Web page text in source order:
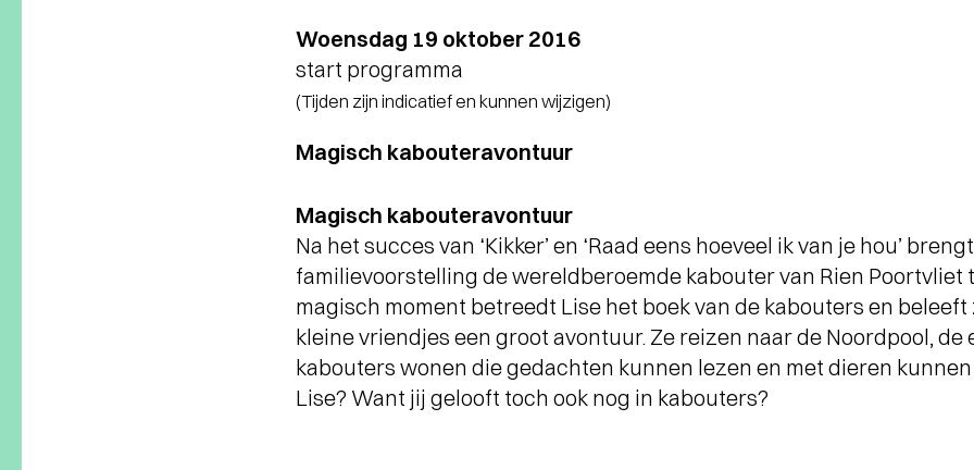
Woensdag 19 oktober 2016
start programma
(Tijden zijn indicatief en kunnen wijzigen)
Magisch kabouteravontuur
Magisch kabouteravontuur
Na het succes van ‘Kikker’ en ‘Raad eens hoeveel ik van je hou’
familievoorstelling de wereldberoemde kabouter van Rien Poortvliet
magisch moment betreedt Lise het boek van de kabouters en
kleine vriendjes een groot avontuur. Ze reizen naar de Noordpool, de
kabouters wonen die gedachten kunnen lezen en met dieren kunnen
Lise? Want jij gelooft toch ook nog in kabouters?